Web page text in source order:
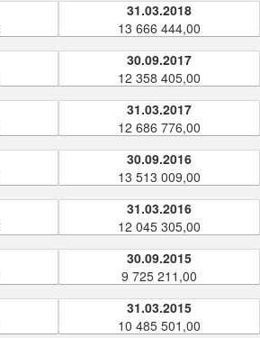
31.03.2018
13 666 444,00
30.09.2017
12 358 405,00
31.03.2017
12 686 776,00
30.09.2016
13 513 009,00
31.03.2016
12 045 305,00
30.09.2015
9 725 211,00
31.03.2015
10 485 501,00